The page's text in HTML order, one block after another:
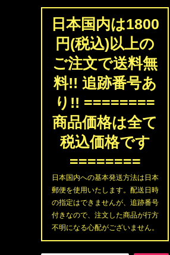
日本国内は1800
円(税込)以上の
ご注文で送料無
料!! 追跡番号あ
り!! ========
商品価格は全て
税込価格です
========
日本国内への基本発送方法は日本
郵便を使用いたします。配送日時
の指定はできませんが、追跡番号
付きなので、注文した商品が行方
不明になる心配がございません。